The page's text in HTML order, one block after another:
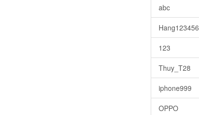
abc
Hang123456
123
Thuy_T28
iphone999
OPPO